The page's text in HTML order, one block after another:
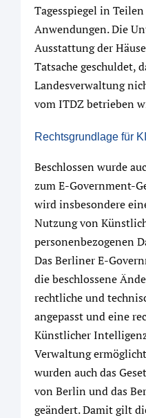
Tagesspiegel in
Anwendungen. Die
Ausstattung der
Tatsache geschuldet,
Landesverwaltung
vom ITDZ betrieben
Rechtsgrundlage für
Beschlossen wurde
zum E-Government-
wird insbesondere
Nutzung von
personenbezogenen
Das Berliner E-
die beschlossene
rechtliche und
angepasst und eine
Künstlicher
Verwaltung
wurden auch das
von Berlin und das
geändert. Damit gilt